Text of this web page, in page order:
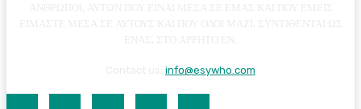
info@esywho.com